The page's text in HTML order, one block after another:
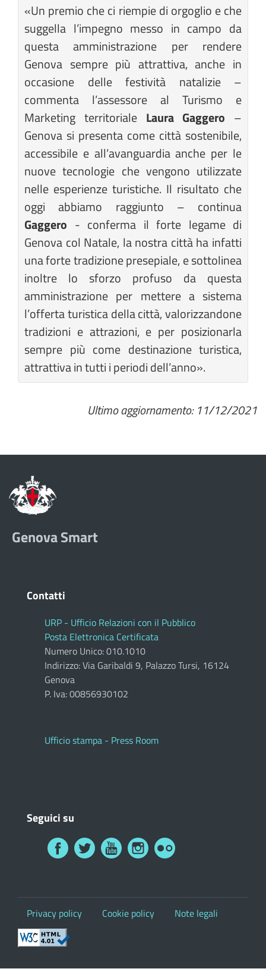
«Un premio che ci riempie di orgoglio e che
suggella l’impegno messo in campo da
questa amministrazione per rendere
Genova sempre più attrattiva, anche in
occasione delle festività natalizie –
commenta l’assessore al Turismo e
Marketing territoriale Laura Gaggero –
Genova si presenta come città sostenibile,
accessibile e all’avanguardia anche per le
nuove tecnologie che vengono utilizzate
nelle esperienze turistiche. Il risultato che
oggi abbiamo raggiunto – continua
Gaggero - conferma il forte legame di
Genova col Natale, la nostra città ha infatti
una forte tradizione presepiale, e sottolinea
inoltre lo sforzo profuso da questa
amministrazione per mettere a sistema
l’offerta turistica della città, valorizzandone
tradizioni e attrazioni, e per posizionarla
sempre più come destinazione turistica,
attrattiva in tutti i periodi dell’anno».
Ultimo aggiornamento: 11/12/2021
Genova Smart
Contatti
URP - Ufficio Relazioni con il Pubblico
Posta Elettronica Certificata
Numero Unico: 010.1010
Indirizzo: Via Garibaldi 9, Palazzo Tursi, 16124
Genova
P. Iva: 00856930102
Ufficio stampa - Press Room
Seguici su
Privacy policy Cookie policy Note legali